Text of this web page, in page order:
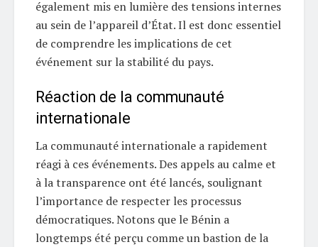
également mis en lumière des tensions internes
au sein de l’appareil d’État. Il est donc essentiel
de comprendre les implications de cet
événement sur la stabilité du pays.
Réaction de la communauté
internationale
La communauté internationale a rapidement
réagi à ces événements. Des appels au calme et
à la transparence ont été lancés, soulignant
l’importance de respecter les processus
démocratiques. Notons que le Bénin a
longtemps été perçu comme un bastion de la